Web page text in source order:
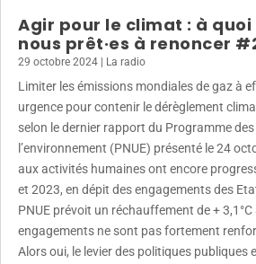
Agir pour le climat : à
nous prêt·es à renoncer
29 octobre 2024 La radio
Limiter les émissions mondiales de gaz à
urgence pour contenir le dérèglement
selon le dernier rapport du Programme
l’environnement (PNUE) présenté le 24
aux activités humaines ont encore
et 2023, en dépit des engagements des
PNUE prévoit un réchauffement de +
engagements ne sont pas fortement
Alors oui, le levier des politiques publiques